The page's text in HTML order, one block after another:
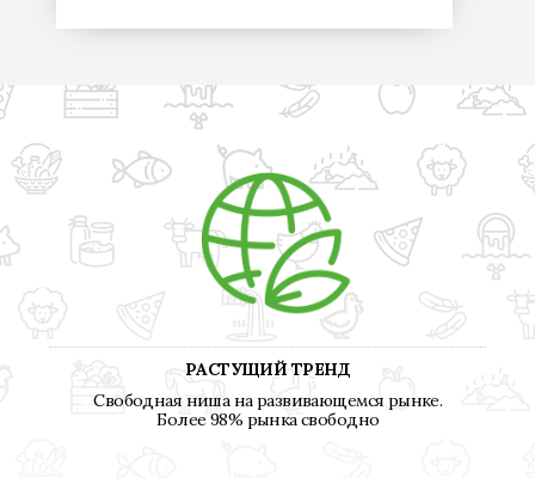
РАСТУЩИЙ ТРЕНД
Свободная ниша на развивающемся рынке.
Более 98% рынка свободно